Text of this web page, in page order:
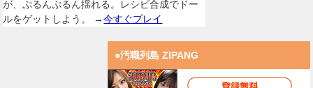
が、ぷるんぷるん揺れる。レシピ合成でドー
ルをゲットしよう。 →今すぐプレイ
●汚職列島 ZIPANG